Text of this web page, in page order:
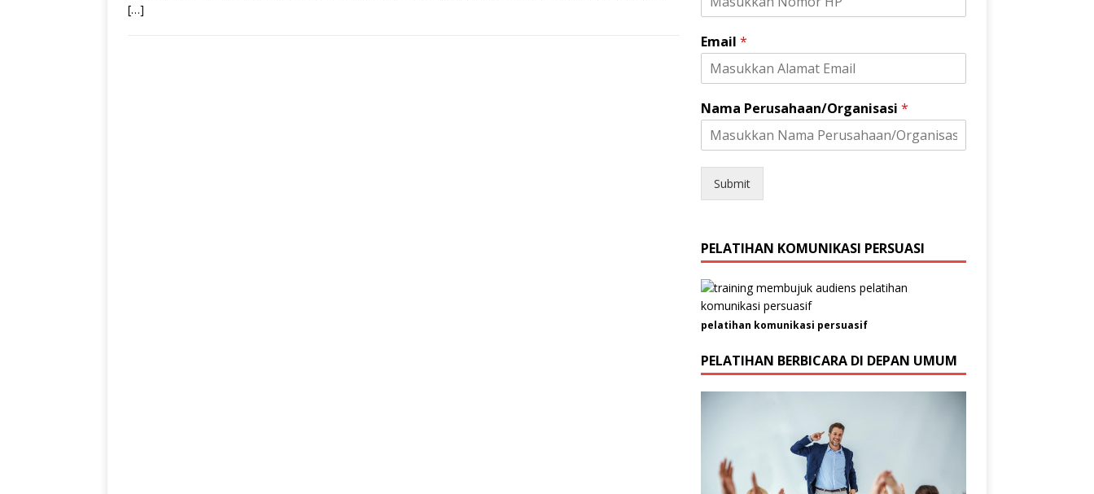
[…]
i
*
e
i
Email *
Nama Perusahaan/Organisasi *
Submit
PELATIHAN KOMUNIKASI PERSUASI
pelatihan komunikasi persuasif
PELATIHAN BERBICARA DI DEPAN UMUM